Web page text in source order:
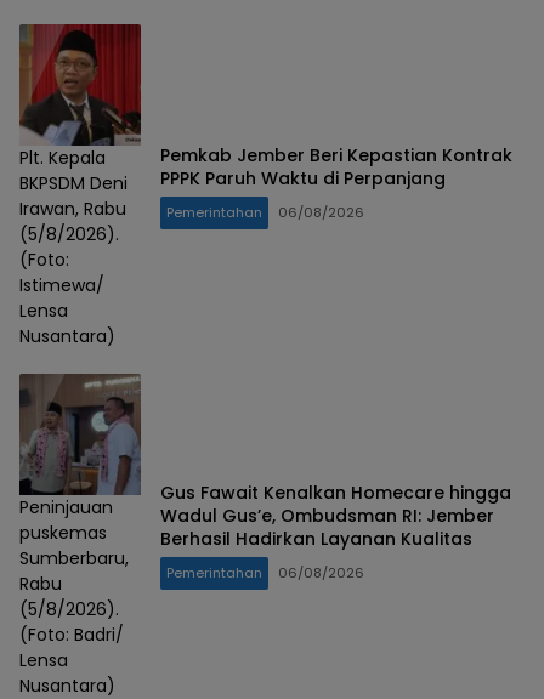
Plt. Kepala
BKPSDM Deni
Irawan, Rabu
(5/8/2026).
(Foto:
Istimewa/
Lensa
Nusantara)
Pemkab Jember Beri Kepastian Kontrak
PPPK Paruh Waktu di Perpanjang
Pemerintahan 06/08/2026
Peninjauan
puskemas
Sumberbaru,
Rabu
(5/8/2026).
(Foto: Badri/
Lensa
Nusantara)
Gus Fawait Kenalkan Homecare hingga
Wadul Gus’e, Ombudsman RI: Jember
Berhasil Hadirkan Layanan Kualitas
Pemerintahan 06/08/2026